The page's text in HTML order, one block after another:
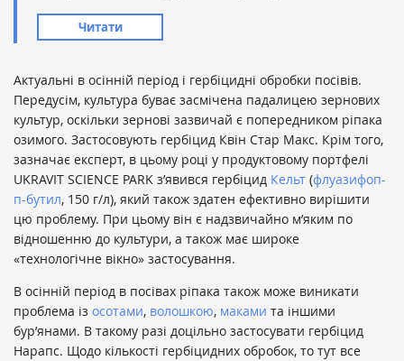
Читати
Актуальні в осінній період і гербіцидні обробки посівів.
Передусім, культура буває засмічена падалицею зернових
культур, оскільки зернові зазвичай є попередником ріпака
озимого. Застосовують гербіцид Квін Стар Макс. Крім того,
зазначає експерт, в цьому році у продуктовому портфелі
UKRAVIT SCIENCE PARK з’явився гербіцид Кельт (флуазифоп-
п-бутил, 150 г/л), який також здатен ефективно вирішити
цю проблему. При цьому він є надзвичайно м’яким по
відношенню до культури, а також має широке
«технологічне вікно» застосування.
В осінній період в посівах ріпака також може виникати
проблема із осотами, волошкою, маками та іншими
бур’янами. В такому разі доцільно застосувати гербіцид
Нарапс. Щодо кількості гербіцидних обробок, то тут все